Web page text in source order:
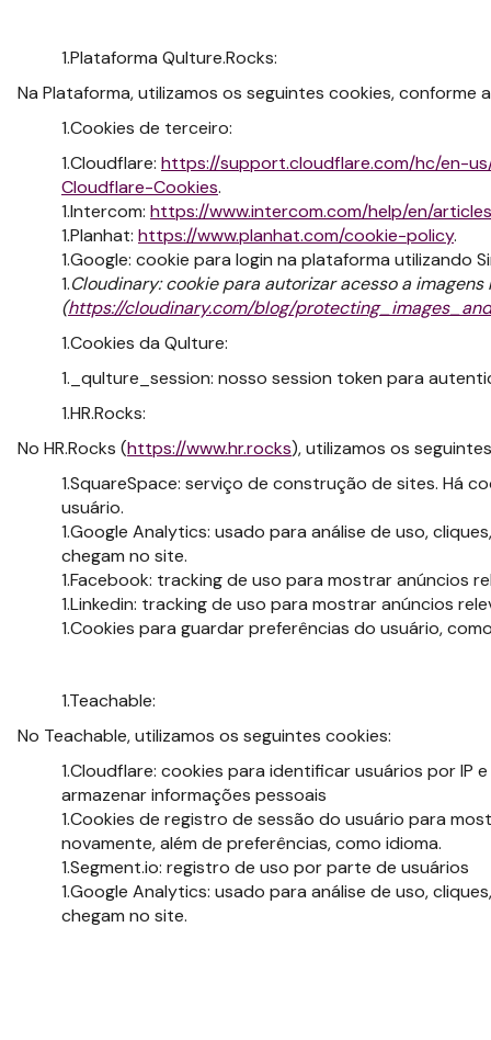
Plataforma Qulture.Rocks:
Na Plataforma, utilizamos os seguintes cookies, conforme
Cookies de terceiro:
Cloudflare: https://support.cloudflare.com/hc/en-
Cloudflare-Cookies.
Intercom: https://www.intercom.com/help/en/
Planhat: https://www.planhat.com/cookie-policy.
Google: cookie para login na plataforma utilizando
Cloudinary: cookie para autorizar acesso a imagens
(https://cloudinary.com/blog/
Cookies da Qulture:
_qulture_session: nosso session token para
HR.Rocks:
No HR.Rocks (https://www.hr.rocks), utilizamos os
SquareSpace: serviço de construção de sites. Há
usuário.
Google Analytics: usado para análise de uso,
chegam no site.
Facebook: tracking de uso para mostrar anúncios
Linkedin: tracking de uso para mostrar anúncios
Cookies para guardar preferências do usuário,
Teachable:
No Teachable, utilizamos os seguintes cookies:
Cloudflare: cookies para identificar usuários por IP
armazenar informações pessoais
Cookies de registro de sessão do usuário para
novamente, além de preferências, como idioma.
Segment.io: registro de uso por parte de usuários
Google Analytics: usado para análise de uso,
chegam no site.